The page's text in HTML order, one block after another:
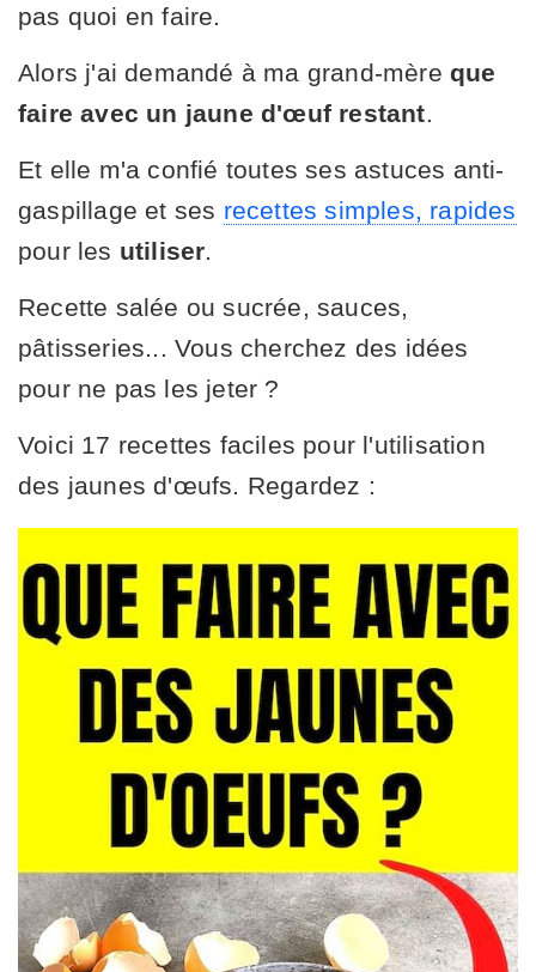
pas quoi en faire.
Alors j'ai demandé à ma grand-mère que
faire avec un jaune d'œuf restant
Et elle m'a confié toutes ses astuces anti-
gaspillage et ses recettes simples, rapides
pour les utiliser
Recette salée ou sucrée, sauces,
pâtisseries... Vous cherchez des idées
pour ne pas les jeter ?
Voici 17 recettes faciles pour l'utilisation
des jaunes d'œufs. Regardez :